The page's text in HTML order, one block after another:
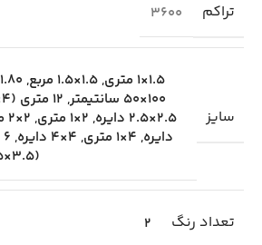
تراکم 3600
سایز
1.5×1 متری ,1.5×1.5 مربع , 1.80×1.20 متری
100×50 سانتیمتر
, 12 متری (4×3)
2.5×2.5 دایره
, 2×1 متری , 2×2 مربع
دایره, 4×1 متری , 4×4 دایره , 6 متری (3×2)
(3.5×2.5)
تعداد رنگ 2